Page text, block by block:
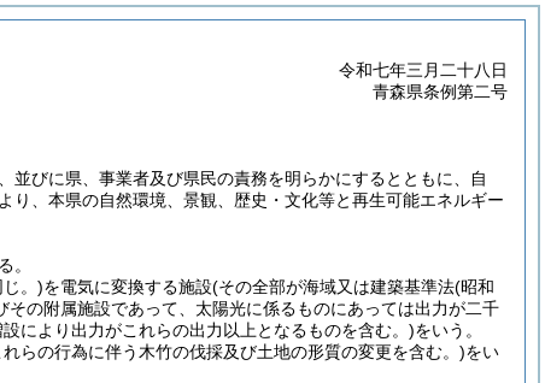
令和七年三月二十八日
青森県条例第二号
びに県、事業者及び県民の責務を明らかにするとともに、自
、本県の自然環境、景観、歴史・文化等と再生可能エネルギー
。
。)を電気に変換する施設(その全部が海域又は建築基準法(昭和
その附属施設であって、太陽光に係るものにあっては出力が二千
により出力がこれらの出力以上となるものを含む。)をいう。
らの行為に伴う木竹の伐採及び土地の形質の変更を含む。)をい